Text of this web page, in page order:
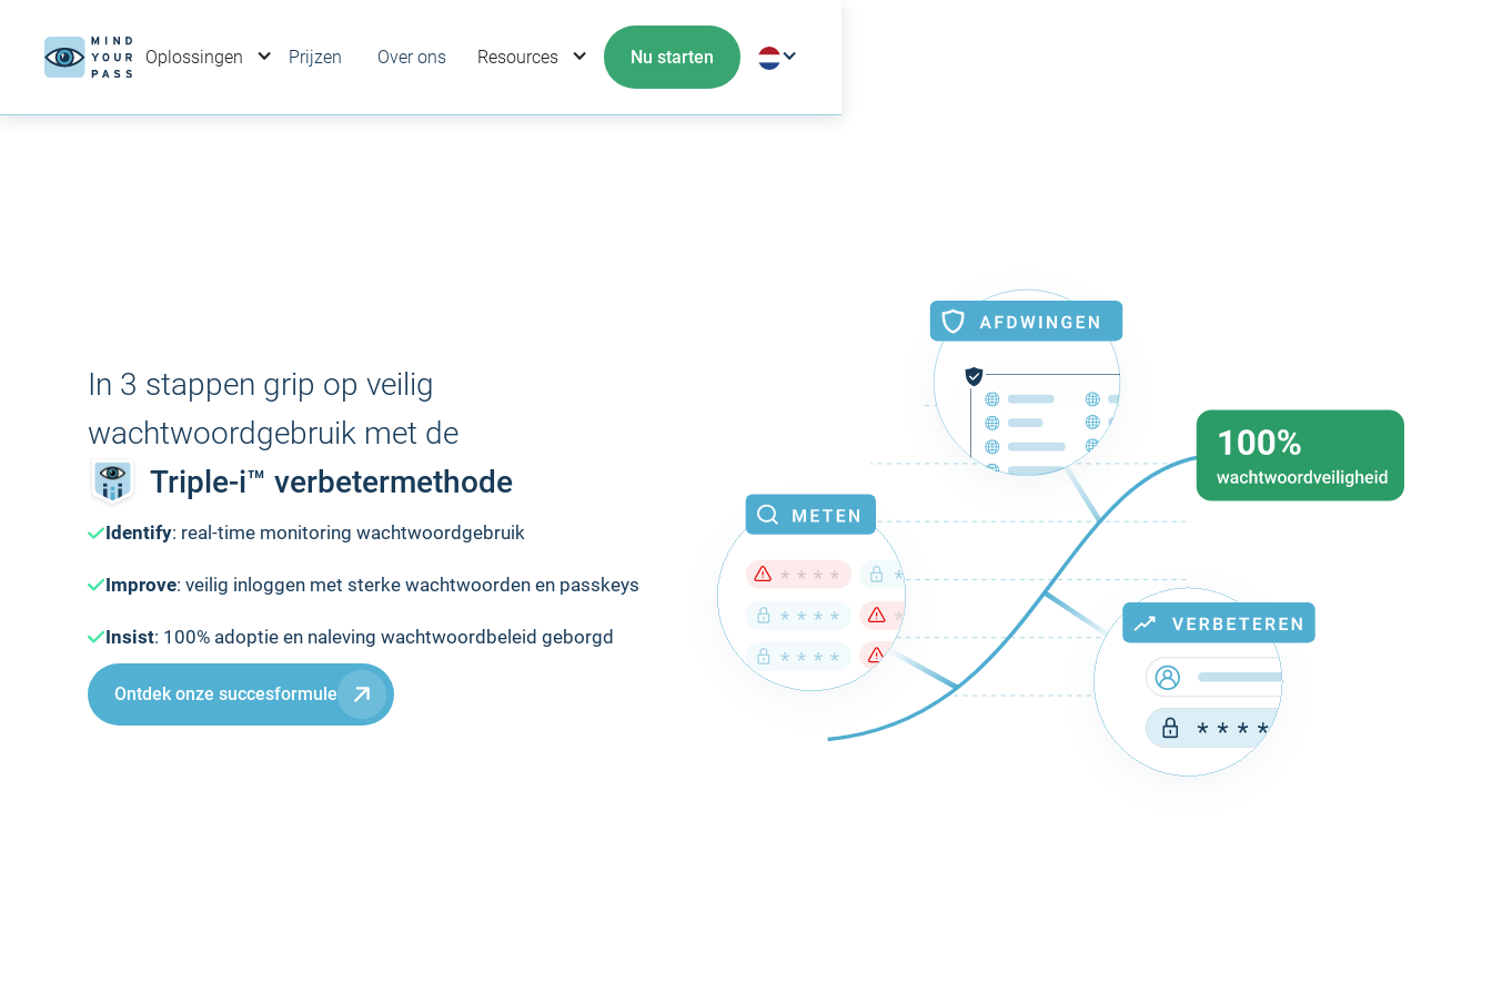
Oplossingen Prijzen Over ons Resources Nu starten
In 3 stappen grip op veilig
wachtwoordgebruik met de
Triple-i™ verbetermethode
Identify: real-time monitoring wachtwoordgebruik
Improve: veilig inloggen met sterke wachtwoorden en passkeys
Insist: 100% adoptie en naleving wachtwoordbeleid geborgd
Ontdek onze succesformule